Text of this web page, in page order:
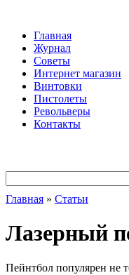
Главная
Журнал
Советы
Интернет магазин
Винтовки
Пистолеты
Револьверы
Контакты
Главная » Статьи
Лазерный
Пейнтбол популярен не